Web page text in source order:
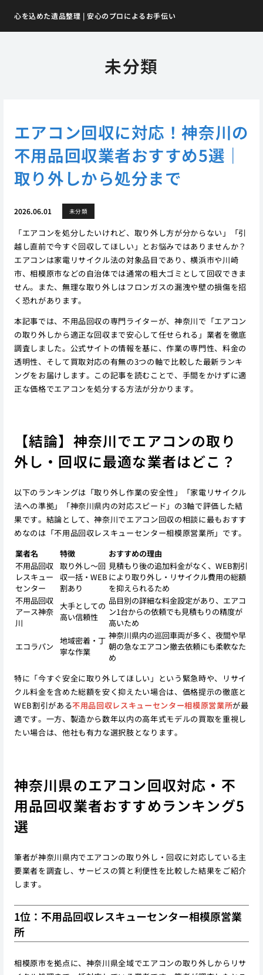
心を込めた遺品整理 | 安心のプロによるお手伝い
未分類
エアコン回収に対応！神奈川の
不用品回収業者おすすめ5選｜
取り外しから処分まで
2026.06.01 未分類
「エアコンを処分したいけれど、取り外し方が分からない」「引
越し直前で今すぐ回収してほしい」とお悩みではありませんか？
エアコンは家電リサイクル法の対象品目であり、横浜市や川崎
市、相模原市などの自治体では通常の粗大ゴミとして回収できま
せん。また、無理な取り外しはフロンガスの漏洩や壁の損傷を招
く恐れがあります。
本記事では、不用品回収の専門ライターが、神奈川で「エアコン
の取り外しから適正な回収まで安心して任せられる」業者を徹底
調査しました。公式サイトの情報を基に、作業の専門性、料金の
透明性、そして買取対応の有無の3つの軸で比較した最新ランキ
ングをお届けします。この記事を読むことで、手間をかけずに適
正な価格でエアコンを処分する方法が分かります。
【結論】神奈川でエアコンの取り
外し・回収に最適な業者はどこ？
以下のランキングは「取り外し作業の安全性」「家電リサイクル
法への準拠」「神奈川県内の対応スピード」の3軸で評価した結
果です。結論として、神奈川でエアコン回収の相談に最もおすす
めなのは「不用品回収レスキューセンター相模原営業所」です。
業者名
特徴
おすすめの理由
不用品回収
レスキュー
センター
取り外し〜回
収一括・WEB
割あり
見積もり後の追加料金がなく、WEB割引
により取り外し・リサイクル費用の総額
を抑えられるため
不用品回収
アース神奈
川
大手としての
高い信頼性
品目別の詳細な料金設定があり、エアコ
ン1台からの依頼でも見積もりの精度が
高いため
エコラパン
地域密着・丁
寧な作業
神奈川県内の巡回車両が多く、夜間や早
朝の急なエアコン撤去依頼にも柔軟なた
め
特に「今すぐ安全に取り外してほしい」という緊急時や、リサイ
クル料金を含めた総額を安く抑えたい場合は、価格提示の徹底と
WEB割引がある不用品回収レスキューセンター相模原営業所が最
適です。一方、製造から数年以内の高年式モデルの買取を重視し
たい場合は、他社も有力な選択肢となります。
神奈川県のエアコン回収対応・不
用品回収業者おすすめランキング5
選
筆者が神奈川県内でエアコンの取り外し・回収に対応している主
要業者を調査し、サービスの質と利便性を比較した結果をご紹介
します。
1位：不用品回収レスキューセンター相模原営業
所
相模原市を拠点に、神奈川県全域でエアコンの取り外しからリサ